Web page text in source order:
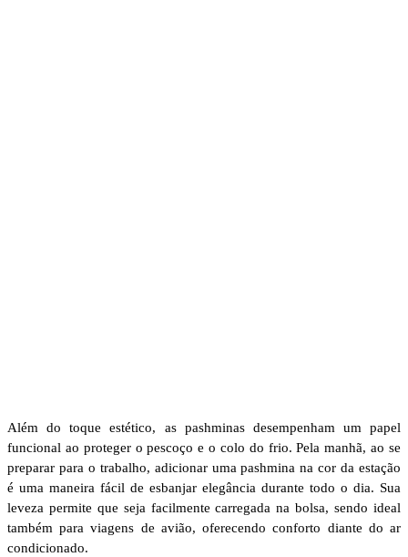
Além do toque estético, as pashminas desempenham um papel
funcional ao proteger o pescoço e o colo do frio. Pela manhã, ao se
preparar para o trabalho, adicionar uma pashmina na cor da estação
é uma maneira fácil de esbanjar elegância durante todo o dia. Sua
leveza permite que seja facilmente carregada na bolsa, sendo ideal
também para viagens de avião, oferecendo conforto diante do ar
condicionado.